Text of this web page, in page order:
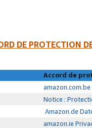
DE PROTECTION
Accord de
Notice :
Amazon.de
amazon.ie